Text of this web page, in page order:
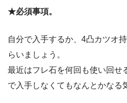
★必須事項。
自分で入手するか、4凸カツオ
らいましょう。
最近はフレ石を何回も使い回せ
で入手しなくてもなんとかなる